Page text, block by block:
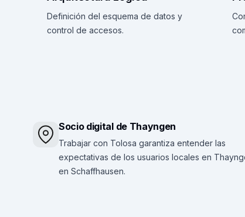
Definición del esquema de datos y
control de accesos.
Socio digital de Thayngen
Trabajar con Tolosa garantiza entender las
expectativas de los usuarios locales en
en Schaffhausen.